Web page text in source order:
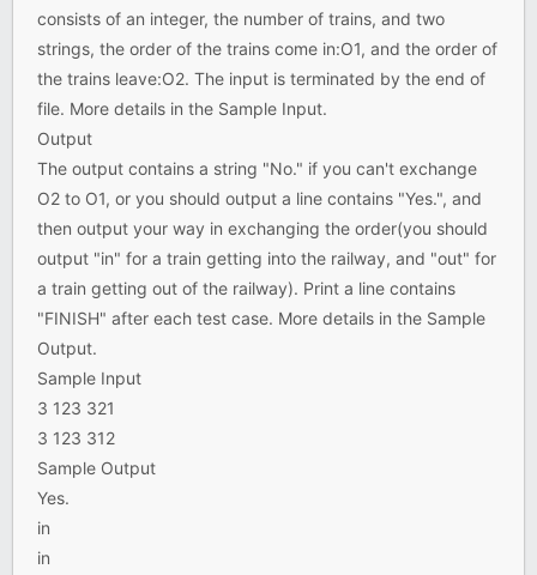
consists of an integer, the number of trains, and two
strings, the order of the trains come in:O1, and the order of
the trains leave:O2. The input is terminated by the end of
file. More details in the Sample Input.
Output
The output contains a string "No." if you can't exchange
O2 to O1, or you should output a line contains "Yes.", and
then output your way in exchanging the order(you should
output "in" for a train getting into the railway, and "out" for
a train getting out of the railway). Print a line contains
"FINISH" after each test case. More details in the Sample
Output.
Sample Input
3 123 321
3 123 312
Sample Output
Yes.
in
in